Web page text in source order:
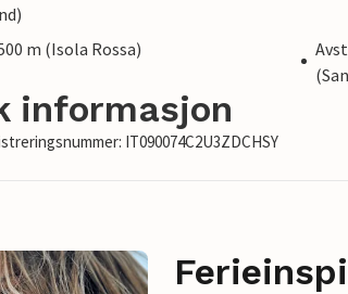
m (Isola Rossa)
informasjon
IT090074C2U3ZDCHSY